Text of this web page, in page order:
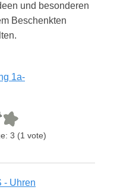
und besonderen
Beschenkten
3 (1 vote)
Geschenkideen und